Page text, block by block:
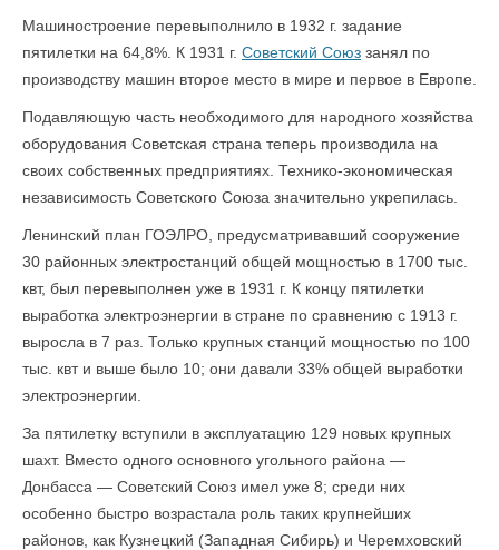
Машиностроение перевыполнило в 1932 г. задание
пятилетки на 64,8%. К 1931 г. Советский Союз занял по
производству машин второе место в мире и первое в Европе.
Подавляющую часть необходимого для народного хозяйства
оборудования Советская страна теперь производила на
своих собственных предприятиях. Технико-экономическая
независимость Советского Союза значительно укрепилась.
Ленинский план ГОЭЛРО, предусматривавший сооружение
30 районных электростанций общей мощностью в 1700 тыс.
квт, был перевыполнен уже в 1931 г. К концу пятилетки
выработка электроэнергии в стране по сравнению с 1913 г.
выросла в 7 раз. Только крупных станций мощностью по 100
тыс. квт и выше было 10; они давали 33% общей выработки
электроэнергии.
За пятилетку вступили в эксплуатацию 129 новых крупных
шахт. Вместо одного основного угольного района —
Донбасса — Советский Союз имел уже 8; среди них
особенно быстро возрастала роль таких крупнейших
районов, как Кузнецкий (Западная Сибирь) и Черемховский